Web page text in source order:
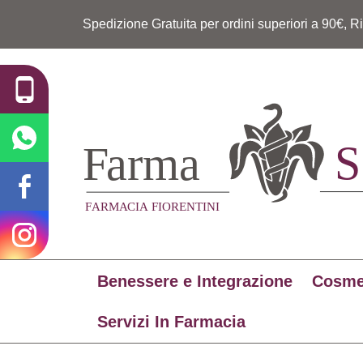
Spedizione Gratuita per ordini superiori a 90€,
Benessere e Integrazione
Servizi In Farmacia